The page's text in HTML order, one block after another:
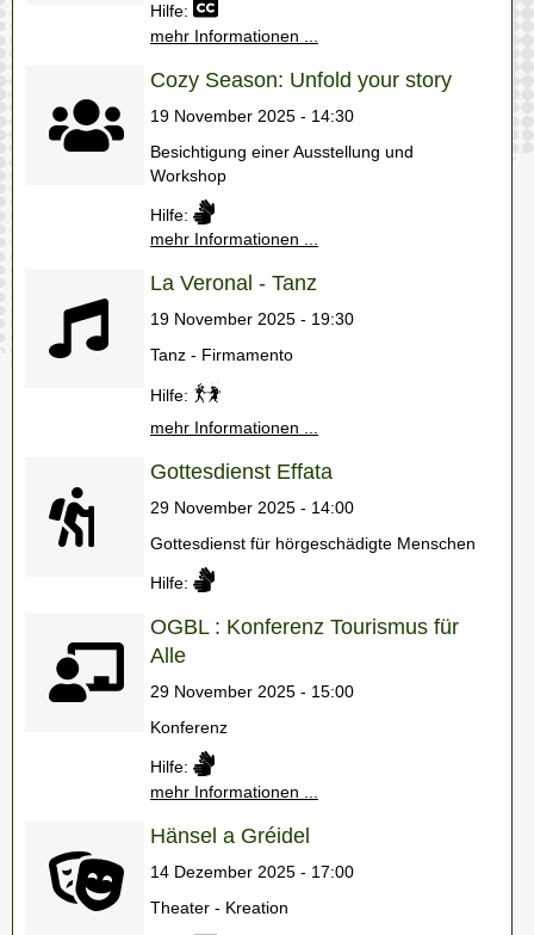
Hilfe:
mehr Informationen ...
Cozy Season: Unfold your story
19 November 2025 - 14:30
Besichtigung einer Ausstellung und
Workshop
Hilfe:
mehr Informationen ...
La Veronal - Tanz
19 November 2025 - 19:30
Tanz - Firmamento
Hilfe:
mehr Informationen ...
Gottesdienst Effata
29 November 2025 - 14:00
Gottesdienst für hörgeschädigte Menschen
Hilfe:
OGBL : Konferenz Tourismus für
Alle
29 November 2025 - 15:00
Konferenz
Hilfe:
mehr Informationen ...
Hänsel a Gréidel
14 Dezember 2025 - 17:00
Theater - Kreation